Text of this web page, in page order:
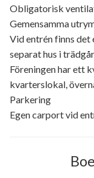
Obligatorisk
Gemensamma
Vid entrén finns
separat hus i
Föreningen har ett
kvarterslokal,
Parkering
Egen carport vid